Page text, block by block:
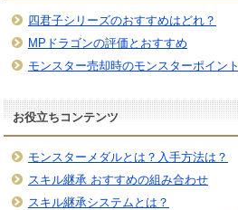
四君子シリーズのおすすめはどれ？
MPドラゴンの評価とおすすめ
モンスター売却時のモンスターポイント
お役立ちコンテンツ
モンスターメダルとは？入手方法は？
スキル継承 おすすめの組み合わせ
スキル継承システムとは？